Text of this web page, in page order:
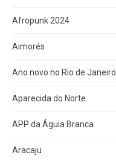
Afropunk 2024
Aimorés
Ano novo no Rio de Janeiro
Aparecida do Norte
APP da Águia Branca
Aracaju